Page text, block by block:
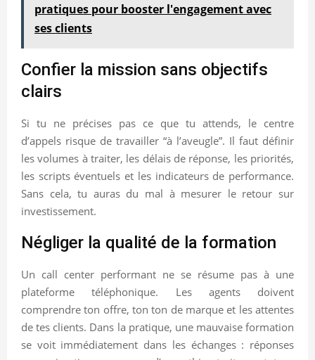
pratiques pour booster l'engagement avec
ses clients
Confier la mission sans objectifs
clairs
Si tu ne précises pas ce que tu attends, le centre
d’appels risque de travailler “à l’aveugle”. Il faut définir
les volumes à traiter, les délais de réponse, les priorités,
les scripts éventuels et les indicateurs de performance.
Sans cela, tu auras du mal à mesurer le retour sur
investissement.
Négliger la qualité de la formation
Un call center performant ne se résume pas à une
plateforme téléphonique. Les agents doivent
comprendre ton offre, ton ton de marque et les attentes
de tes clients. Dans la pratique, une mauvaise formation
se voit immédiatement dans les échanges : réponses